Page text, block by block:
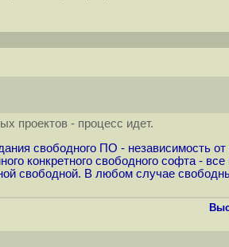
проектов - процесс идет.
свободного ПО - независимость
конкретного свободного софта -
свободной. В любом случае